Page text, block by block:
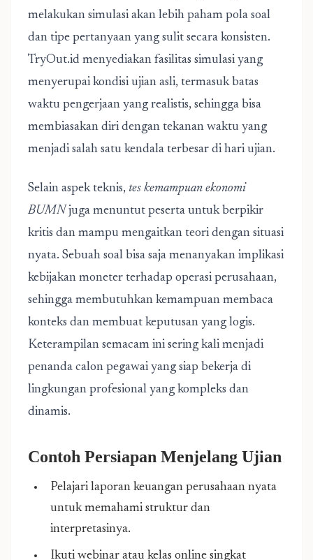
melakukan simulasi akan lebih paham pola soal
dan tipe pertanyaan yang sulit secara konsisten.
TryOut.id menyediakan fasilitas simulasi yang
menyerupai kondisi ujian asli, termasuk batas
waktu pengerjaan yang realistis, sehingga bisa
membiasakan diri dengan tekanan waktu yang
menjadi salah satu kendala terbesar di hari ujian.
Selain aspek teknis, tes kemampuan ekonomi
BUMN juga menuntut peserta untuk berpikir
kritis dan mampu mengaitkan teori dengan situasi
nyata. Sebuah soal bisa saja menanyakan implikasi
kebijakan moneter terhadap operasi perusahaan,
sehingga membutuhkan kemampuan membaca
konteks dan membuat keputusan yang logis.
Keterampilan semacam ini sering kali menjadi
penanda calon pegawai yang siap bekerja di
lingkungan profesional yang kompleks dan
dinamis.
Contoh Persiapan Menjelang Ujian
Pelajari laporan keuangan perusahaan nyata
untuk memahami struktur dan
interpretasinya.
Ikuti webinar atau kelas online singkat